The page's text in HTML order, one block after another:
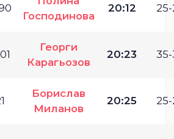
Господинова
20:12 25-
Георги
Карагьозов
20:23 35-
Борислав
Миланов
20:25 25-